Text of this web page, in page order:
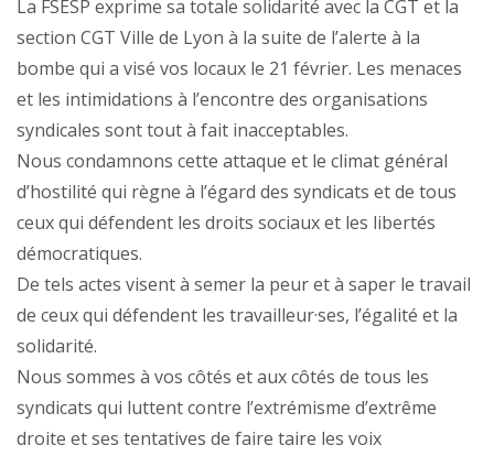
La FSESP exprime sa totale solidarité avec la CGT et la
section CGT Ville de Lyon à la suite de l’alerte à la
bombe qui a visé vos locaux le 21 février. Les menaces
et les intimidations à l’encontre des organisations
syndicales sont tout à fait inacceptables.
Nous condamnons cette attaque et le climat général
d’hostilité qui règne à l’égard des syndicats et de tous
ceux qui défendent les droits sociaux et les libertés
démocratiques.
De tels actes visent à semer la peur et à saper le travail
de ceux qui défendent les travailleur·ses, l’égalité et la
solidarité.
Nous sommes à vos côtés et aux côtés de tous les
syndicats qui luttent contre l’extrémisme d’extrême
droite et ses tentatives de faire taire les voix